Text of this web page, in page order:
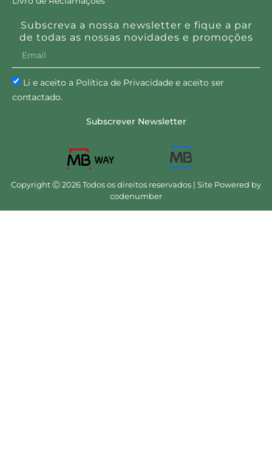
Subscreva a nossa newsletter e fique a par
de todas as nossas novidades e promoções
Li e aceito a Política de Privacidade e aceito ser
contactado.
Subscrever Newsletter
Copyright Ⓒ 2026 Todos os direitos reservados | Site Powered by
codenumber